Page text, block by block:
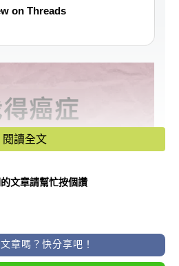
on Threads
閱讀全文
文章請幫忙按個讚
章嗎？快分享吧！